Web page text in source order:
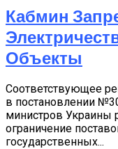
Кабмин
Объекты
Соответствующее
в постановлении
министров Украины
ограничение
государственных...